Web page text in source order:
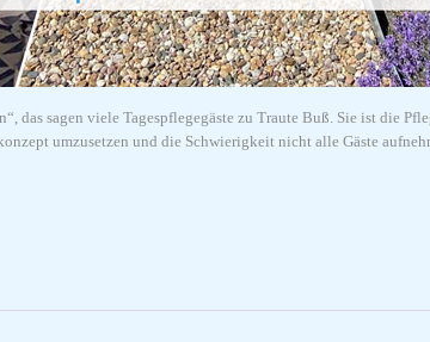
das sagen viele Tagespflegegäste zu Traute Buß. Sie ist
umzusetzen und die Schwierigkeit nicht alle Gäste